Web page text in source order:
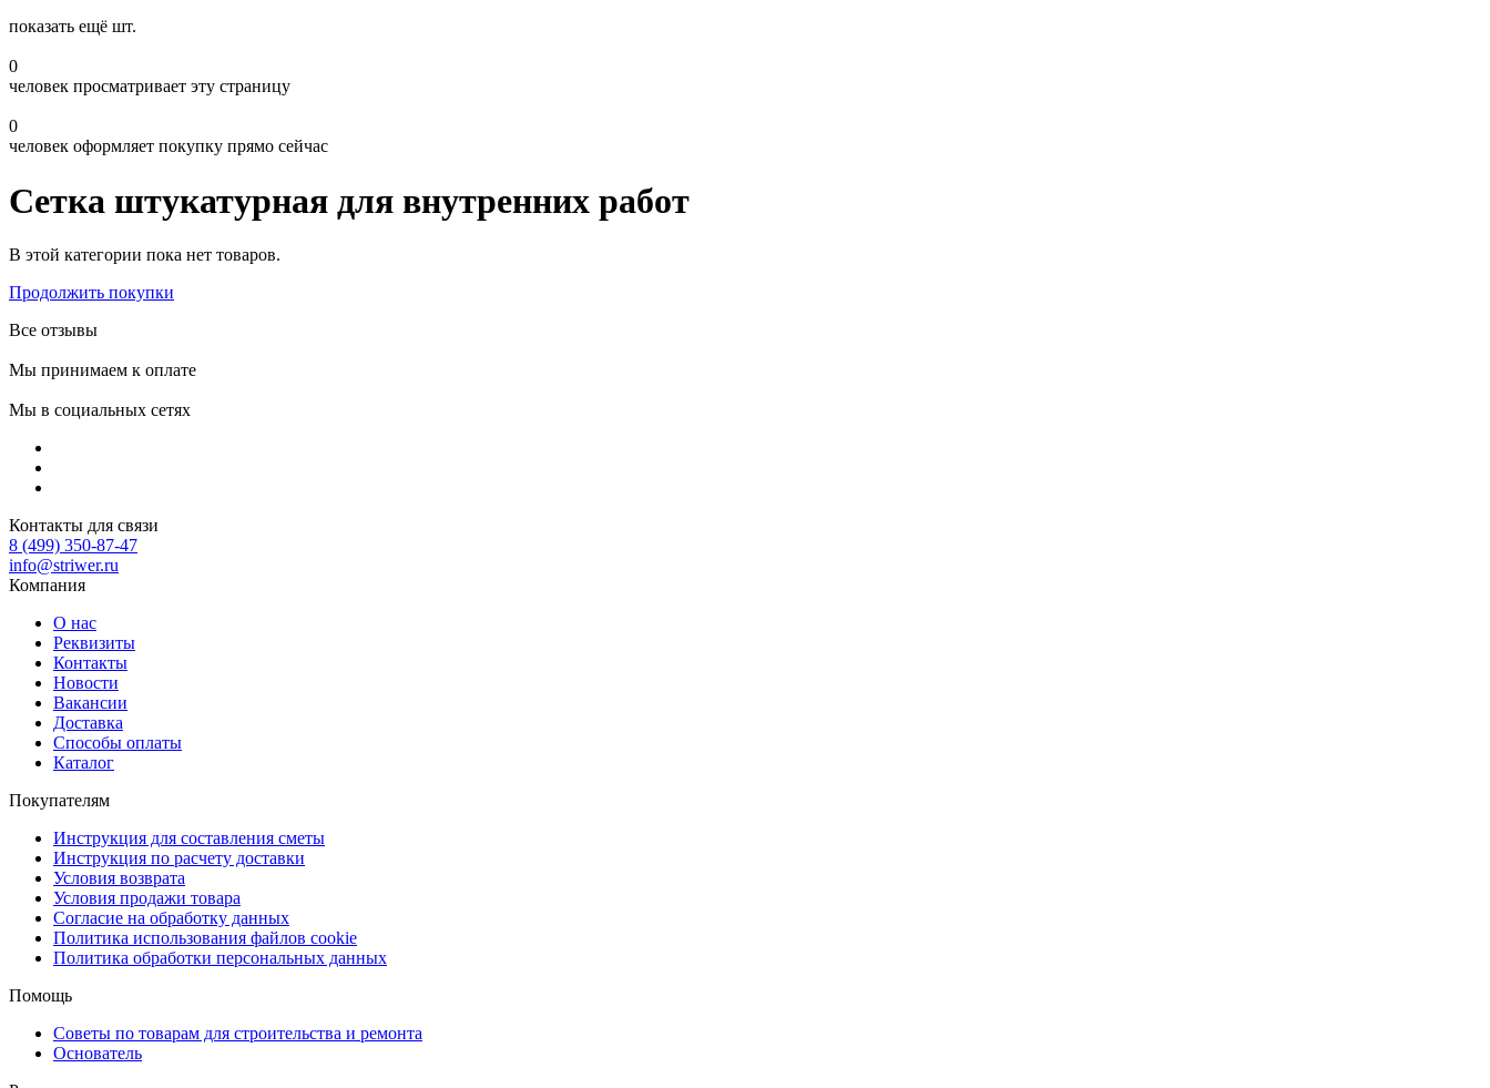
показать ещё шт.
0
человек просматривает эту страницу
0
человек оформляет покупку прямо сейчас
Сетка штукатурная для внутренних работ
В этой категории пока нет товаров.
Продолжить покупки
Все отзывы
Мы принимаем к оплате
Мы в социальных сетях
Контакты для связи
8 (499) 350-87-47
info@striwer.ru
Компания
О нас
Реквизиты
Контакты
Новости
Вакансии
Доставка
Способы оплаты
Каталог
Покупателям
Инструкция для составления сметы
Инструкция по расчету доставки
Условия возврата
Условия продажи товара
Согласие на обработку данных
Политика использования файлов cookie
Политика обработки персональных данных
Помощь
Советы по товарам для строительства и ремонта
Основатель